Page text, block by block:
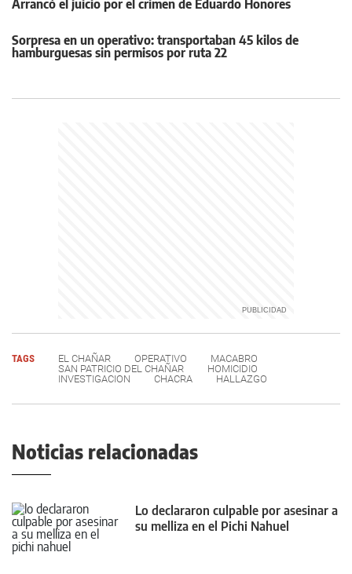
Arrancó el juicio por el crimen de Eduardo Honores
Sorpresa en un operativo: transportaban 45 kilos de
hamburguesas sin permisos por ruta 22
TAGS EL CHAÑAR OPERATIVO
MACABRO
SAN PATRICIO DEL CHAÑAR
HOMICIDIO
INVESTIGACION
CHACRA HALLAZGO
Noticias relacionadas
Lo declararon culpable por asesinar a
su melliza en el Pichi Nahuel